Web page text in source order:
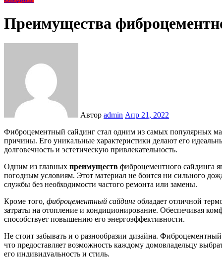
Преимущества
Автор admin Апр 21, 2022
Фиброцементный сайдинг стал одним из самых популярных материалов для отделки фасадов, и на то есть веские
причины. Его уникальные характеристики делают его
долговечность и эстетическую привлекательность.
Одним из главных преимуществ фиброцементного сайдинга
погодным условиям. Этот материал не боится ни сильного
службы без необходимости частого ремонта или замены.
Кроме того, фиброцементный сайдинг обладает отличной
затраты на отопление и кондиционирование. Обеспечивая
способствует повышению его энергоэффективности.
Не стоит забывать и о разнообразии дизайна.
что предоставляет возможность каждому домовладельцу
его индивидуальность и стиль.